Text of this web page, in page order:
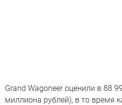
Grand Wagoneer оценили в 88
миллиона рублей), в то время